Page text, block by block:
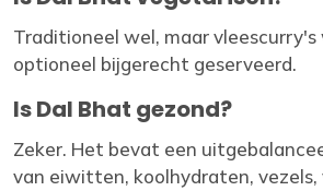
Traditioneel wel, maar vleescurry's
optioneel bijgerecht geserveerd.
Is Dal Bhat gezond?
Zeker. Het bevat een
van eiwitten, koolhydraten, vezels,